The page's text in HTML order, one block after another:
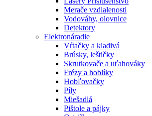
Merače vzdialenosti
Vodováhy, olovnice
Detektory
Elektronáradie
Vŕtačky a kladivá
Brúsky, leštičky
Skrutkovače a uťahováky
Frézy a hoblíky
Hobľovačky
Píly
Miešadlá
Pištole a pájky